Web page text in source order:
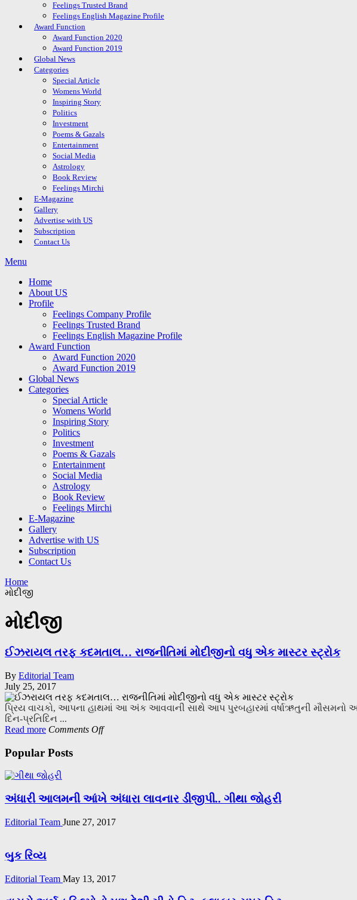
Feelings Trusted Brand
Feelings English Magazine Profile
Award Function
Award Function 2020
Award Function 2019
Global News
Categories
Special Article
Womens World
Inspiring Story
Politics
Investment
Poems & Gazals
Entertainment
Social Media
Astrology
Book Review
Feelings Mirchi
E-Magazine
Gallery
Advertise with US
Subscription
Contact Us
Menu
Home
About US
Profile
Feelings Company Profile
Feelings Trusted Brand
Feelings English Magazine Profile
Award Function
Award Function 2020
Award Function 2019
Global News
Categories
Special Article
Womens World
Inspiring Story
Politics
Investment
Poems & Gazals
Entertainment
Social Media
Astrology
Book Review
Feelings Mirchi
E-Magazine
Gallery
Advertise with US
Subscription
Contact Us
Home
મોદીજી
મોદીજી
ઈઝરાયલ તરફ કદમતાલ… રાજનીતિમાં મોદીજીનો વધુ એક માસ્ટર સ્ટ્રોક
By Editorial Team
July 25, 2017
પ્રિય વાચકો, આપના હાથમાં આ અંક આવવાની સાથે આપ પુરબહારમાં વર્ષાઋતુની મૌસમનો
દિન-પ્રતિદિન ...
Read more Comments Offon
વધુ
એક
સ્ટ્રોક
Popular Posts
અંધારી આલમની આંખે અંધારા લાવનાર ડીજીપી.. ગીથા જોહરી
Editorial Team June 27, 2017
બુક રિવ્ય
Editorial Team May 13, 2017